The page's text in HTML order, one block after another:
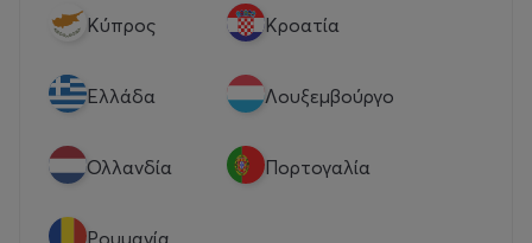
Κύπρος Κροατία
Eλλάδα Λουξεμβούργο
Ολλανδία Πορτογαλία
Ρουμανία